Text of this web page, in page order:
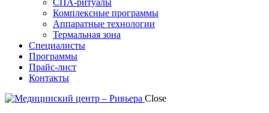
СПА-ритуалы
Комплексные программы
Аппаратные технологии
Термальная зона
Специалисты
Программы
Прайс-лист
Контакты
Close